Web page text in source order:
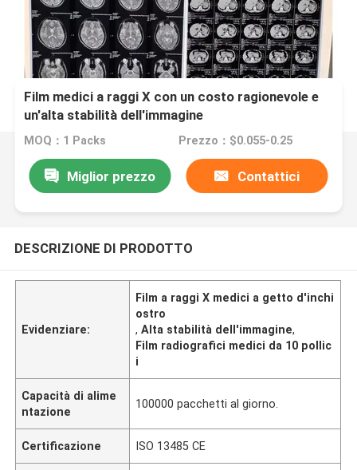
Film medici a raggi X con un costo ragionevole e
un'alta stabilità dell'immagine
MOQ：1 Packs Prezzo：$0.055-0.25
Miglior prezzo Contattici
DESCRIZIONE DI PRODOTTO
Evidenziare:
Film a raggi X medici a getto d'inchi
ostro
,Alta stabilità dell'immagine,
Film radiografici medici da 10 pollic
i
Capacità di alime
ntazione
100000 pacchetti al giorno.
Certificazione ISO 13485 CE